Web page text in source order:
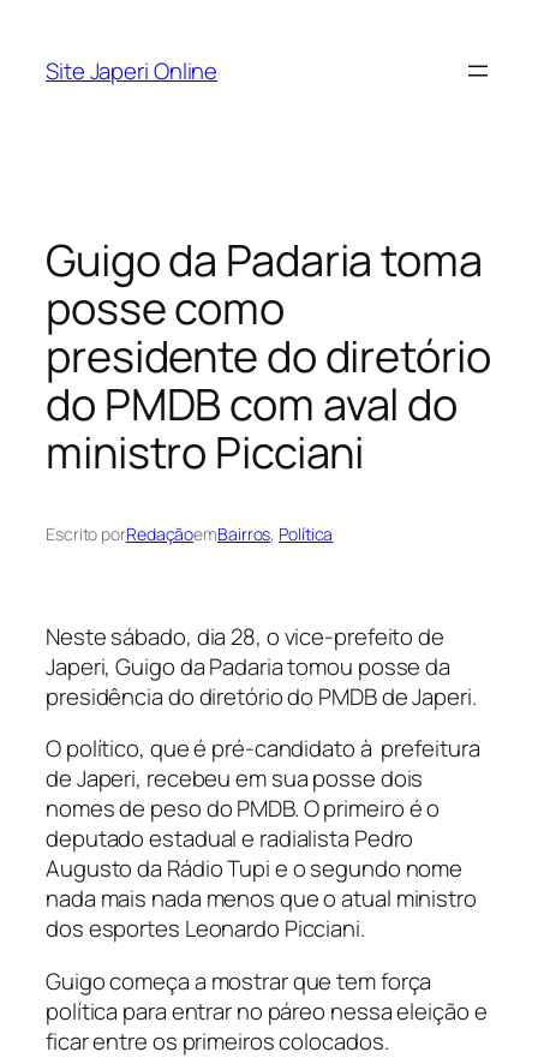
Site Japeri Online
Guigo da Padaria toma
posse como
presidente do diretório
do PMDB com aval do
ministro Picciani
Escrito porRedaçãoemBairros, Política
Neste sábado, dia 28, o vice-prefeito de
Japeri, Guigo da Padaria tomou posse da
presidência do diretório do PMDB de Japeri.
O político, que é pré-candidato à prefeitura
de Japeri, recebeu em sua posse dois
nomes de peso do PMDB. O primeiro é o
deputado estadual e radialista Pedro
Augusto da Rádio Tupi e o segundo nome
nada mais nada menos que o atual ministro
dos esportes Leonardo Picciani.
Guigo começa a mostrar que tem força
política para entrar no páreo nessa eleição e
ficar entre os primeiros colocados.